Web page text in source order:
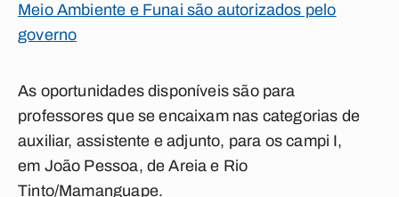
Meio Ambiente e Funai são autorizados pelo
governo
As oportunidades disponíveis são para
professores que se encaixam nas categorias de
auxiliar, assistente e adjunto, para os campi I,
em João Pessoa, de Areia e Rio
Tinto/Mamanguape.